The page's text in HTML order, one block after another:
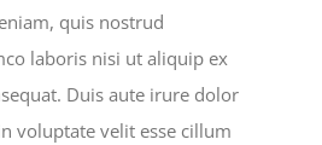
quis nostrud
laboris nisi ut aliquip ex
Duis aute irure dolor
voluptate velit esse cillum